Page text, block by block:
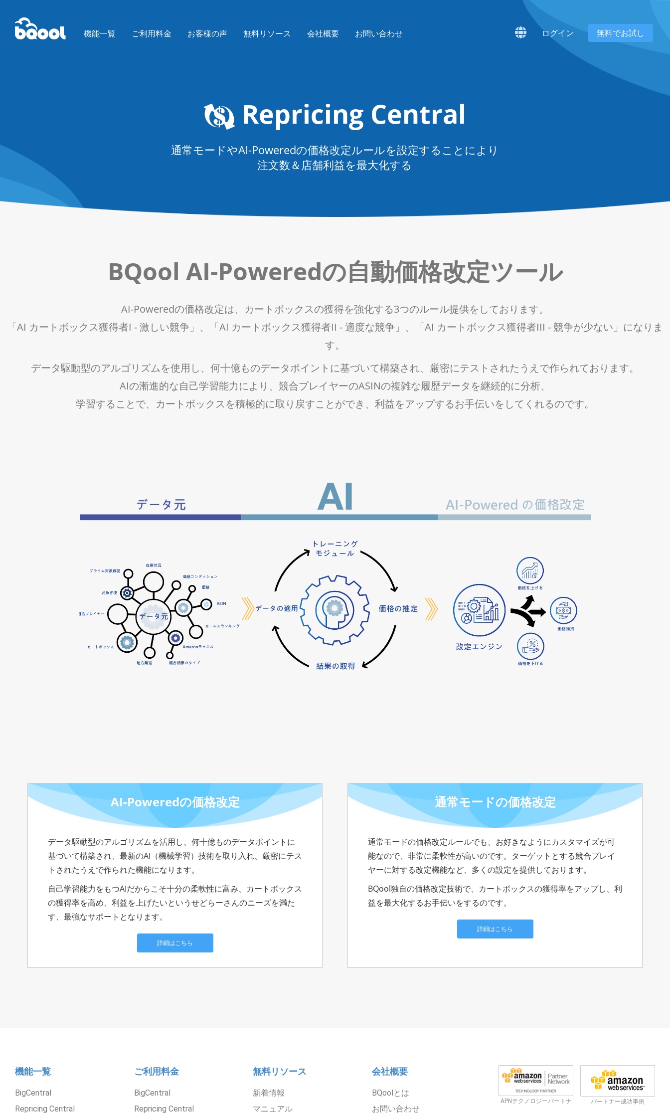
ログイン 無料でお試し
機能一覧 ご利用料金 お客様の声 無料リソース 会社概要 お問い合わせ
Repricing Central
通常モードやAI-Poweredの価格改定ルールを設定することにより
注文数＆店舗利益を最大化する
BQool AI-Poweredの自動価格改定ツール
AI-Poweredの価格改定は、カートボックスの獲得を強化する3つのルール提供をしております。
「AI カートボックス獲得者I - 激しい競争」、「AI カートボックス獲得者II - 適度な競争」、「AI カートボックス獲得者III - 競争が少ない」になりま
す。
データ駆動型のアルゴリズムを使用し、何十億ものデータポイントに基づいて構築され、厳密にテストされたうえで作られております。
AIの漸進的な自己学習能力により、競合プレイヤーのASINの複雑な履歴データを継続的に分析、
学習することで、カートボックスを積極的に取り戻すことができ、利益をアップするお手伝いをしてくれるのです。
AI-Poweredの価格改定
データ駆動型のアルゴリズムを活用し、何十億ものデータポイントに
基づいて構築され、最新のAI（機械学習）技術を取り入れ、厳密にテス
トされたうえで作られた機能になります。
自己学習能力をもつAIだからこそ十分の柔軟性に富み、カートボックス
の獲得率を高め、利益を上げたいというせどらーさんのニーズを満た
す、最強なサポートとなります。
詳細はこちら
通常モードの価格改定
通常モードの価格改定ルールでも、お好きなようにカスタマイズが可
能なので、非常に柔軟性が高いのです。ターゲットとする競合プレイ
ヤーに対する改定機能など、多くの設定を提供しております。
BQool独自の価格改定技術で、カートボックスの獲得率をアップし、利
益を最大化するお手伝いをするのです。
詳細はこちら
機能一覧
BigCentral
Repricing Central
ご利用料金
BigCentral
Repricing Central
無料リソース
新着情報
マニュアル
会社概要
BQoolとは
お問い合わせ
APNテクノロジーパートナ パートナー成功事例